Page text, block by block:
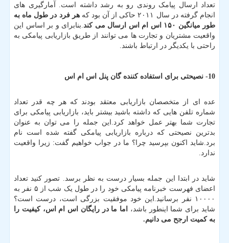
تعداد ارسال پیامک روندی رو به رشد داشته است. آمارگیری های
انجام گرفته در سال ۲۰۱۱ حاکی از آن بود که
هر فرد در طول ماه به
طور میانگین ۱۵۰ اس ام اس ارسال می کند
.بنابرای و بر اساس این
واقعیت مشتریان و تجارت ها می توانند از طریق بازاریابی پیامکی به
راحتی با یکدیگر در ارتباط باشند.
10- نصیحتی برای استفاده کننده گان پنل اس ام اس
عده ای از متخصصان بازاریابی معتقد بودند که هر چه قدر تعداد
شماره تلفن هایی که داشته باشید بیشتر باید، بازاریابی پیامکی برای
تجارت شما بهتر عمل خواهد کرد.این جمله را می توان به عنوان
بدترین نصیحتی که درباره بازاریابی پیامکی گفته شده است نام
برد.شاید اکنون بپرسید چرا؟ ما در جواب خواهیم گفت: زیرا واقعیت
ندارد.
شاید در ابتدا این جمله بسیار درست به نظر برسد. تصور کنید تعداد
اعضای فهرست خبرنامه پیامکی خود را در طول یک شب از ۵ نفر به
۱۰۰۰۰ نفر برسانید.این خود موفقیت بزرگی است، درست است؟
شاید برای شما اینطور باشد،
اما ما در رایگان اس ام اس، کیفیت را
به کمیت ارجح می دانیم.